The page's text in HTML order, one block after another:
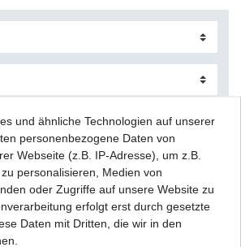
Stator Lichtmaschine Ducati 107mm versch.
Modelle s. Liste 1997-2007
UVP 137,20 € 125,00 € *
1 Stück
und ähnliche Technologien auf unserer
personenbezogene Daten von
Webseite (z.B. IP-Adresse), um z.B.
personalisieren, Medien von
oder Zugriffe auf unsere Website zu
erfolgt erst durch gesetzte
Daten mit Dritten, die wir in den